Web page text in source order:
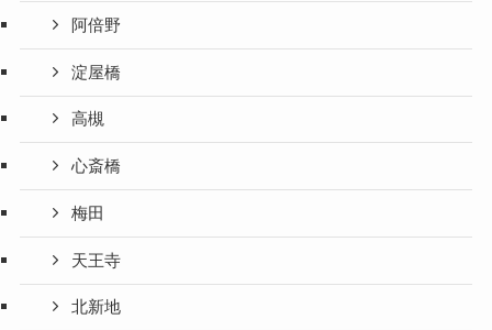
阿倍野
淀屋橋
高槻
心斎橋
梅田
天王寺
北新地